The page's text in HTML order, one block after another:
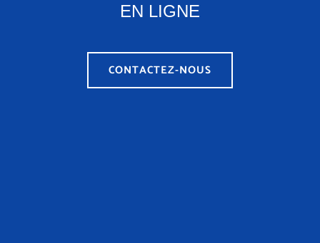
EN LIGNE
CONTACTEZ-NOUS